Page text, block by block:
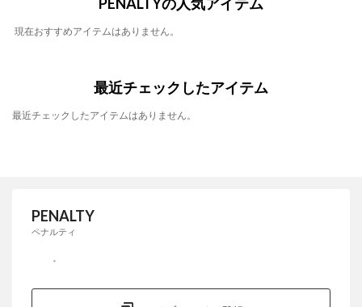
現在おすすめアイテムはありません。
最近チェックしたアイテム
最近チェックしたアイテムはありません。
PENALTY
ペナルティ